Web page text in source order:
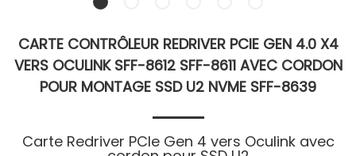
CARTE CONTRÔLEUR REDRIVER PCIE GEN 4.0 X4
VERS OCULINK SFF-8612 SFF-8611 AVEC CORDON
POUR MONTAGE SSD U2 NVME SFF-8639
Carte Redriver PCIe Gen 4 vers Oculink avec